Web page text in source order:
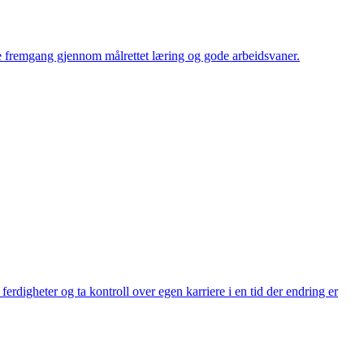
gjennom målrettet læring og gode arbeidsvaner.
og ta kontroll over egen karriere i en tid der endring er